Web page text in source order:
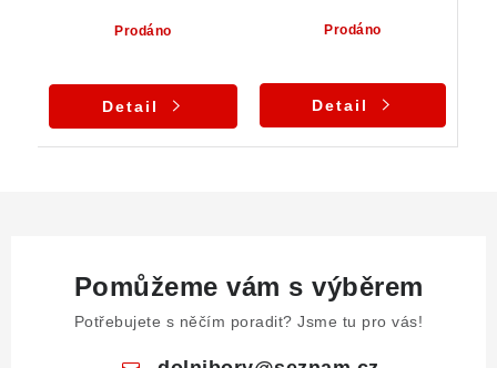
Prodáno
Detail
Prodáno
Detail
Pomůžeme vám s výběrem
Potřebujete s něčím poradit? Jsme tu pro vás!